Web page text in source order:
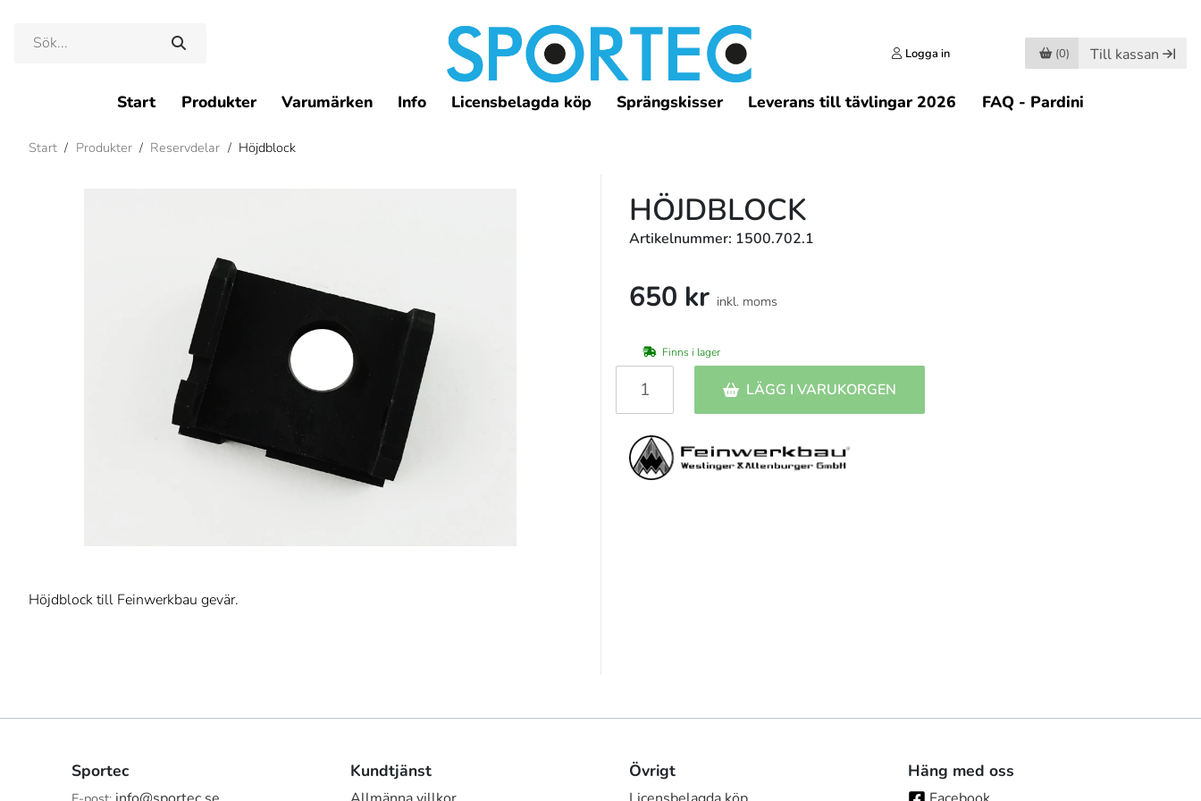
Logga in (0) Till kassan
Start Produkter Varumärken Info Licensbelagda köp Sprängskisser Leverans till tävlingar 2026 FAQ - Pardini
Start / Produkter / Reservdelar / Höjdblock
HÖJDBLOCK
Artikelnummer: 1500.702.1
650 kr inkl. moms
Finns i lager
LÄGG I VARUKORGEN
Höjdblock till Feinwerkbau gevär.
Sportec Kundtjänst Övrigt Häng med oss